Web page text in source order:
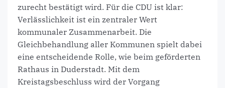
zurecht bestätigt wird. Für die CDU ist klar:
Verlässlichkeit ist ein zentraler Wert
kommunaler Zusammenarbeit. Die
Gleichbehandlung aller Kommunen spielt dabei
eine entscheidende Rolle, wie beim geförderten
Rathaus in Duderstadt. Mit dem
Kreistagsbeschluss wird der Vorgang